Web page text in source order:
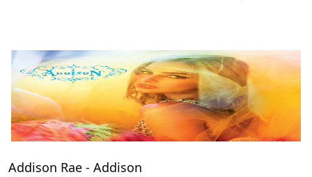
Addison Rae - Addison